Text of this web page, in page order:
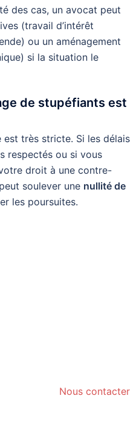
des cas, un avocat peut
(travail d’intérêt
ou un aménagement
si la situation le
de stupéfiants est
très stricte. Si les délais
respectés ou si vous
droit à une contre-
soulever une nullité de
les poursuites.
Nous contacter